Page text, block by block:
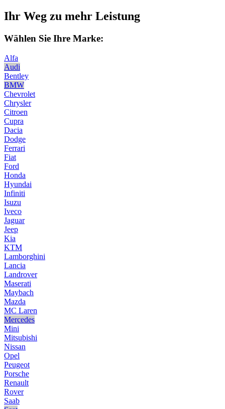
Ihr Weg zu mehr Leistung
Wählen Sie Ihre Marke:
Alfa
Audi
Bentley
BMW
Chevrolet
Chrysler
Citroen
Cupra
Dacia
Dodge
Ferrari
Fiat
Ford
Honda
Hyundai
Infiniti
Isuzu
Iveco
Jaguar
Jeep
Kia
KTM
Lamborghini
Lancia
Landrover
Maserati
Maybach
Mazda
MC Laren
Mercedes
Mini
Mitsubishi
Nissan
Opel
Peugeot
Porsche
Renault
Rover
Saab